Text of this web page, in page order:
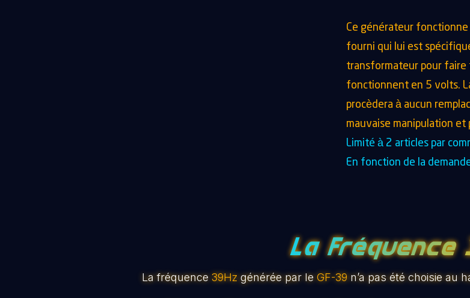
Ce générateur
fourni qui lui est
transformateur pour faire
fonctionnent en 5 volts.
procèdera à aucun
mauvaise manipulation
Limité à 2 articles par
En fonction de la
La Fréquence
La fréquence 39Hzgénérée par leGF-39n’a pas été choisie au